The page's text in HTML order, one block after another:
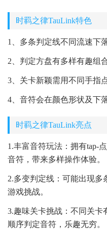
时羁之律TauLink特色
1、多条判定线不同流速下
2、判定方盘有多样有趣组
3、关卡新颖需用不同手指
4、音符会在颜色形状及下
时羁之律TauLink亮点
1.丰富音符玩法：拥有tap-
音符，带来多样操作体验。
2.多变判定线：可能出现多
游戏挑战。
3.趣味关卡挑战：不同关卡
顺序判定音符，乐趣无穷。